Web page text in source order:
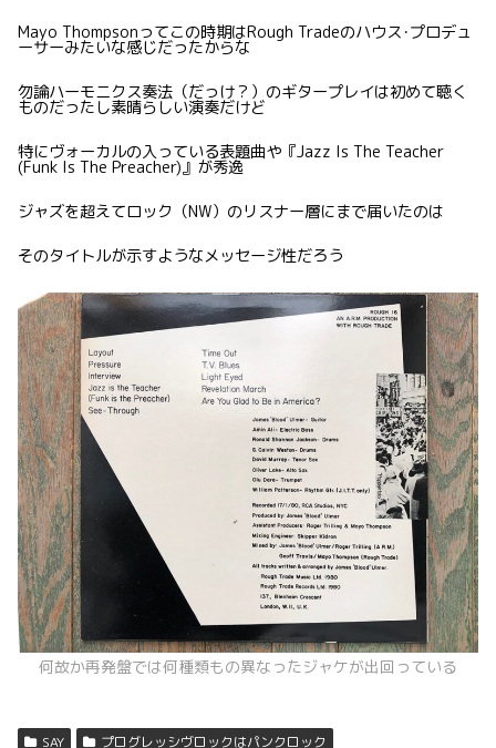
Mayo Thompsonってこの時期はRough Tradeのハウス･プロデュ
ーサーみたいな感じだったからな
勿論ハーモニクス奏法（だっけ？）のギタープレイは初めて聴く
ものだったし素晴らしい演奏だけど
特にヴォーカルの入っている表題曲や『Jazz Is The Teacher
(Funk Is The Preacher)』が秀逸
ジャズを超えてロック（NW）のリスナー層にまで届いたのは
そのタイトルが示すようなメッセージ性だろう
何故か再発盤では何種類もの異なったジャケが出回っている
SAY プログレッシヴロックはパンクロック